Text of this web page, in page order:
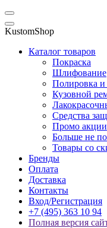
KustomShop
Каталог товаров
Покраска
Шлифование
Полировка и
Кузовной
Средства
Промо акции
Больше не
Товары со
Бренды
Оплата
Доставка
Контакты
Вход/Регистрация
+7 (495) 363 10 94
Полная версия